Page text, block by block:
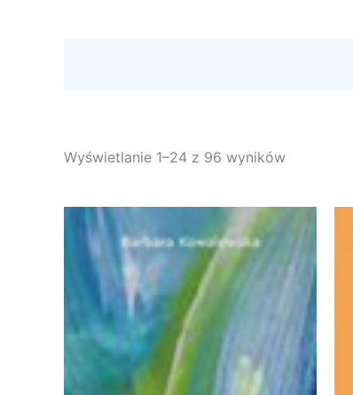
Wyświetlanie 1–24 z 96 wyników